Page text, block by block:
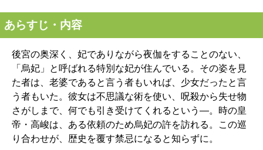
あらすじ・内容
後宮の奥深く、妃でありながら夜伽をすることのない、
「烏妃」と呼ばれる特別な妃が住んでいる。その姿を見
た者は、老婆であると言う者もいれば、少女だったと言
う者もいた。彼女は不思議な術を使い、呪殺から失せ物
さがしまで、何でも引き受けてくれるという―。時の皇
帝・高峻は、ある依頼のため烏妃の許を訪れる。この巡
り合わせが、歴史を覆す禁忌になると知らずに。